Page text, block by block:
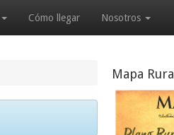
Cómo llegar Nosotros
Mapa Rural